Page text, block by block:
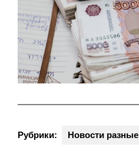
Рубрики: Новости разные